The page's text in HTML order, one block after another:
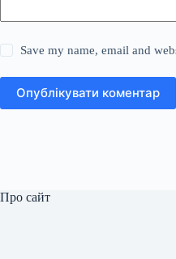
Save my name, email and
Опублікувати коментар
Про сайт